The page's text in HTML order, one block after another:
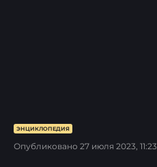
ЭНЦИКЛОПЕДИЯ
Опубликовано 27 июля 2023, 11:23